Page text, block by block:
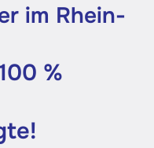
im Rhein-
%